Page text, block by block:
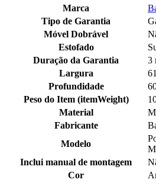
Marca
Tipo de Garantia
Móvel Dobrável
Estofado
Duração da Garantia
3
Largura
Profundidade
Peso do Item (itemWeight)
Material
Fabricante
Modelo
Inclui manual de montagem
Cor